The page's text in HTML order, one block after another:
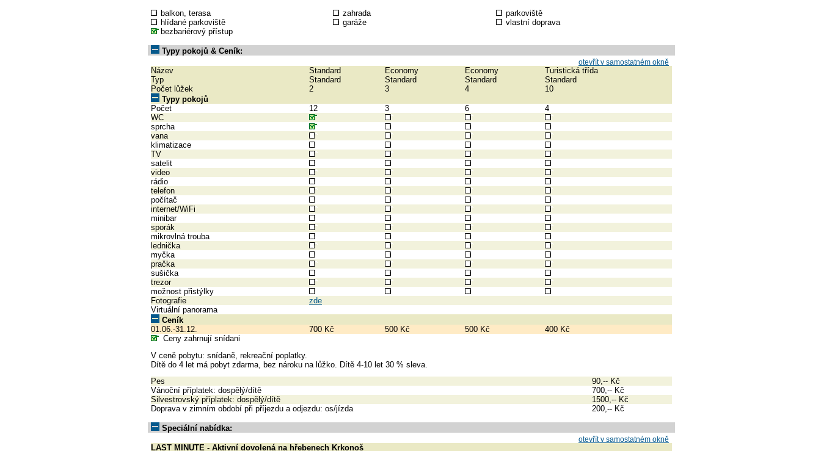
balkon, terasa
zahrada
parkoviště
hlídané parkoviště
garáže
vlastní doprava
bezbariérový přístup
Typy pokojů & Ceník:
otevřít v samostatném okně
Název Standard Economy Economy
Turistická třída
Typ
Standard Standard Standard
Standard
Počet lůžek
2 3 4
10
Typy pokojů
Počet
12 3 6
4
WC
sprcha
vana
klimatizace
TV
satelit
video
rádio
telefon
počítač
internet/WiFi
minibar
sporák
mikrovlná trouba
lednička
myčka
pračka
sušička
trezor
možnost přistýlky
Fotografie
zde
Virtuální panorama
Ceník
01.06.-31.12.
700 Kč 500 Kč 500 Kč
400 Kč
Ceny zahrnují snídani
V ceně pobytu: snídaně, rekreační poplatky.
Dítě do 4 let má pobyt zdarma, bez nároku na lůžko. Dítě 4-10 let 30 % sleva.
Pes
90,-- Kč
Vánoční příplatek: dospělý/dítě
700,-- Kč
Silvestrovský příplatek: dospělý/dítě
1500,-- Kč
Doprava v zimním období při příjezdu a odjezdu: os/jízda
200,-- Kč
Speciální nabídka:
otevřít v samostatném okně
LAST MINUTE - Aktivní dovolená na hřebenech Krkonoš